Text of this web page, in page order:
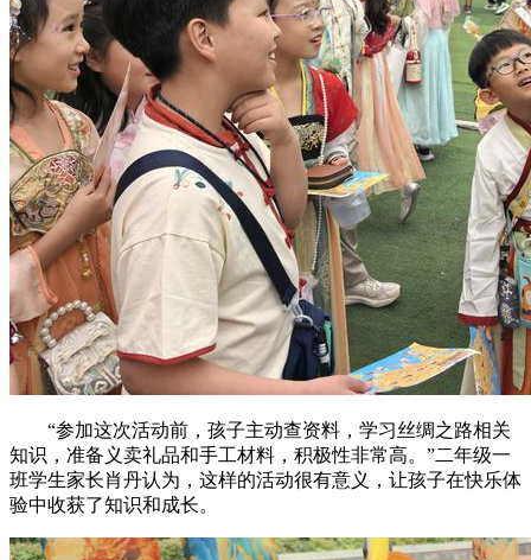
“参加这次活动前，孩子主动查资料，学习丝绸之路相关
知识，准备义卖礼品和手工材料，积极性非常高。”二年级一
班学生家长肖丹认为，这样的活动很有意义，让孩子在快乐体
验中收获了知识和成长。